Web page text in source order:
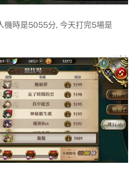
機時是5055分, 今天打完5場是